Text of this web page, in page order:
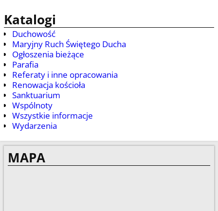
Katalogi
Duchowość
Maryjny Ruch Świętego Ducha
Ogłoszenia bieżące
Parafia
Referaty i inne opracowania
Renowacja kościoła
Sanktuarium
Wspólnoty
Wszystkie informacje
Wydarzenia
MAPA